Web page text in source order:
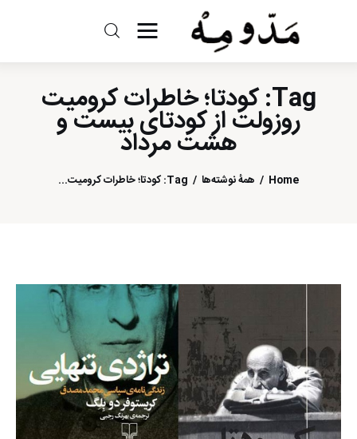
Tag: کودتا؛ خاطرات کرومیت
روزولت از کودتای بیست و
هشت مرداد
Home همهٔ نوشته‌ها Tag: کودتا؛ خاطرات کرومیت...
مد و مه
ادبیات
کتاب